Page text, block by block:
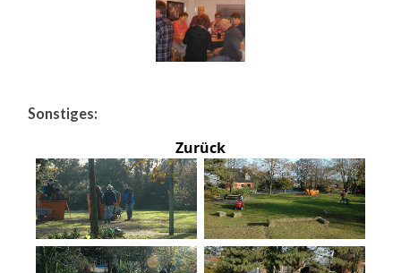
Sonstiges:
Zurück